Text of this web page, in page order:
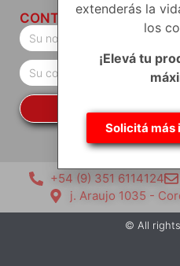
CONTACTO
MANTENME
+54 (9) 351 6114124
j. Araujo 1035 -
© All
extenderás la
los
¡Elevá tu
Solicitá más